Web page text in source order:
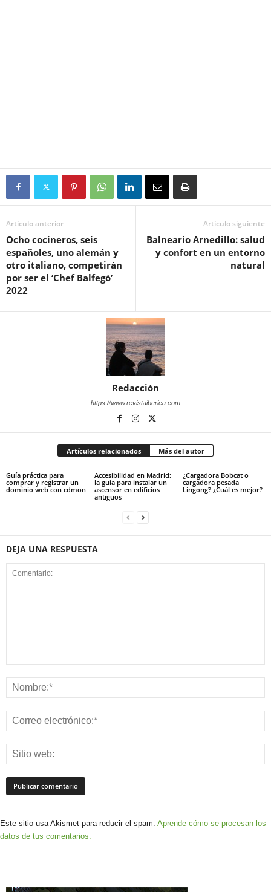
Artículo anterior
Ocho cocineros, seis
españoles, uno alemán y
otro italiano, competirán
por ser el ‘Chef Balfegó’
2022
Artículo siguiente
Balneario Arnedillo: salud
y confort en un entorno
natural
Redacción
https://www.revistaiberica.com
Artículos relacionados Más del autor
Guía práctica para
comprar y registrar un
dominio web con cdmon
Accesibilidad en Madrid:
la guía para instalar un
ascensor en edificios
antiguos
¿Cargadora Bobcat o
cargadora pesada
Lingong? ¿Cuál es mejor?
DEJA UNA RESPUESTA
Este sitio usa Akismet para reducir el spam. Aprende cómo se procesan los
datos de tus comentarios.